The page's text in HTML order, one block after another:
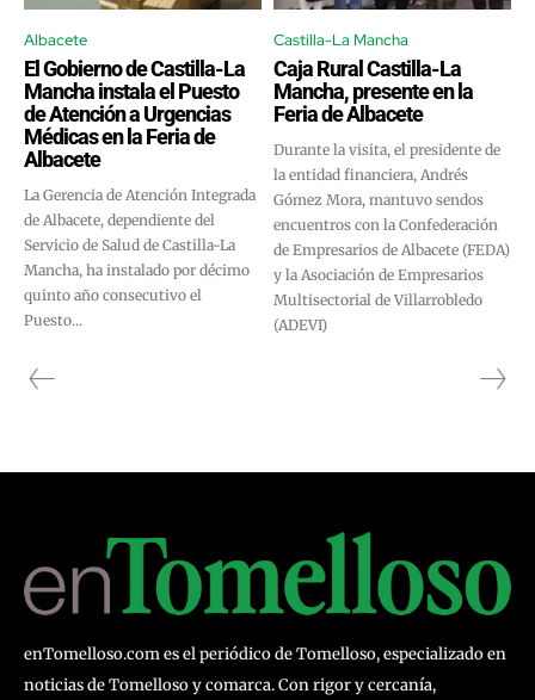
Albacete
El Gobierno de Castilla-La
Mancha instala el Puesto
de Atención a Urgencias
Médicas en la Feria de
Albacete
La Gerencia de Atención Integrada
de Albacete, dependiente del
Servicio de Salud de Castilla-La
Mancha, ha instalado por décimo
quinto año consecutivo el
Puesto...
Castilla-La Mancha
Caja Rural Castilla-La
Mancha, presente en la
Feria de Albacete
Durante la visita, el presidente de
la entidad financiera, Andrés
Gómez Mora, mantuvo sendos
encuentros con la Confederación
de Empresarios de Albacete (FEDA)
y la Asociación de Empresarios
Multisectorial de Villarrobledo
(ADEVI)
enTomelloso.com es el periódico de Tomelloso, especializado en
noticias de Tomelloso y comarca. Con rigor y cercanía,